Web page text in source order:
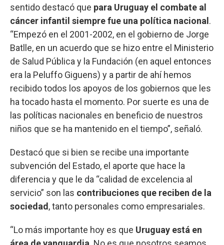
sentido destacó que para Uruguay el combate al
cáncer infantil siempre fue una política nacional .
“Empezó en el 2001-2002, en el gobierno de Jorge
Batlle, en un acuerdo que se hizo entre el Ministerio
de Salud Pública y la Fundación (en aquel entonces
era la Peluffo Giguens) y a partir de ahí hemos
recibido todos los apoyos de los gobiernos que les
ha tocado hasta el momento. Por suerte es una de
las políticas nacionales en beneficio de nuestros
niños que se ha mantenido en el tiempo”, señaló.
Destacó que si bien se recibe una importante
subvención del Estado, el aporte que hace la
diferencia y que le da “calidad de excelencia al
servicio” son las contribuciones que reciben de la
sociedad , tanto personales como empresariales.
“Lo más importante hoy es que Uruguay está en